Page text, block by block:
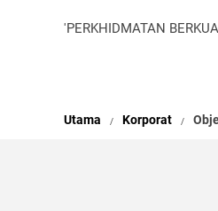
'PERKHIDMATAN
Utama Korporat